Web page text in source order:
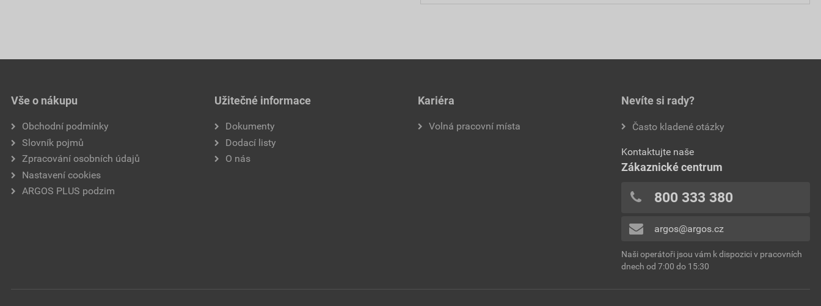
Vše o nákupu
Obchodní podmínky
Slovník pojmů
Zpracování osobních údajů
Nastavení cookies
ARGOS PLUS podzim
Užitečné informace
Dokumenty
Dodací listy
O nás
Kariéra
Volná pracovní místa
Nevíte si rady?
Často kladené otázky
Kontaktujte naše
Zákaznické centrum
800 333 380
argos@argos.cz
Naši operátoři jsou vám k dispozici v pracovních
dnech od 7:00 do 15:30